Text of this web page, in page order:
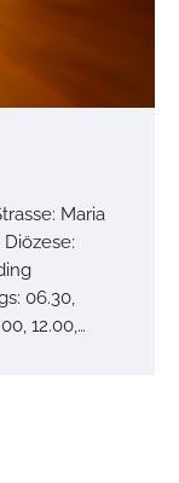
Maria
06.30,
12.00,…